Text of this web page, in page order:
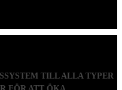
TILL ALLA TYPER